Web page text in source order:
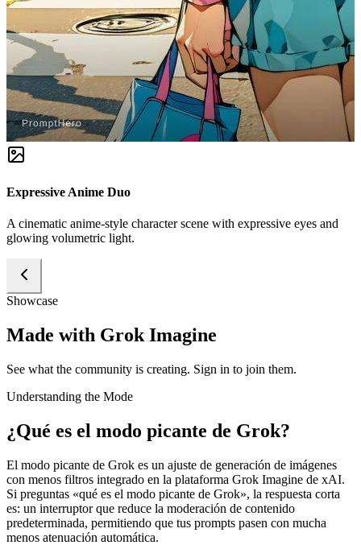
Expressive Anime Duo
A cinematic anime-style character scene with expressive eyes and
glowing volumetric light.
Showcase
Made with Grok Imagine
See what the community is creating. Sign in to join them.
Understanding the Mode
¿Qué es el modo picante de Grok?
El modo picante de Grok es un ajuste de generación de imágenes
con menos filtros integrado en la plataforma Grok Imagine de xAI.
Si preguntas «qué es el modo picante de Grok», la respuesta corta
es: un interruptor que reduce la moderación de contenido
predeterminada, permitiendo que tus prompts pasen con mucha
menos atenuación automática.